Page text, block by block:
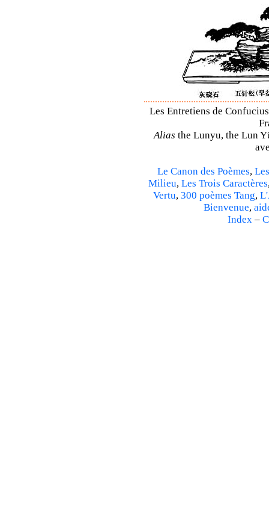
Les Entretiens de
Alias the Lunyu, the Lun
Le Canon des Poèmes,
Milieu, Les Trois Caractères
Vertu, 300 poèmes Tang,
Bienvenue,
Index –